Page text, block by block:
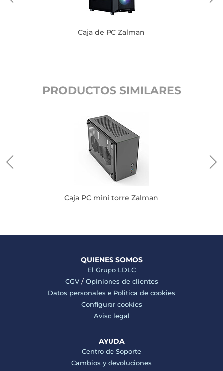
Caja de PC Zalman
PRODUCTOS SIMILARES
Caja PC mini torre Zalman
QUIENES SOMOS
El Grupo LDLC
CGV/ Opiniones de clientes
Datos personales e Politica de cookies
Configurar cookies
Aviso legal
AYUDA
Centro de Soporte
Cambios y devoluciones